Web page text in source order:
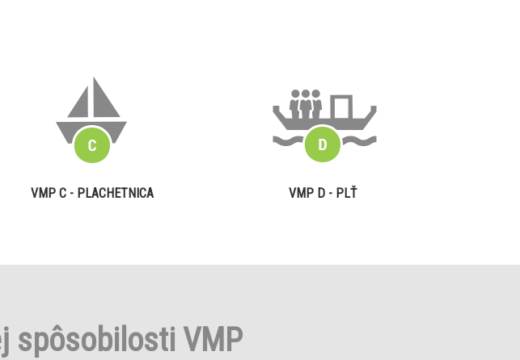
VMP C - PLACHETNICA VMP D - PLŤ
spôsobilosti VMP